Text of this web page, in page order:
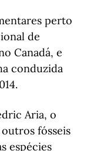
perto
de
Canadá, e
conduzida
Aria, o
fósseis
espécies